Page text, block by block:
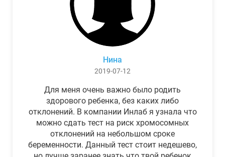
Нина
2019-07-12
Для меня очень важно было родить
здорового ребенка, без каких либо
отклонений. В компании Инлаб я узнала что
можно сдать тест на риск хромосомных
отклонений на небольшом сроке
беременности. Данный тест стоит недешево,